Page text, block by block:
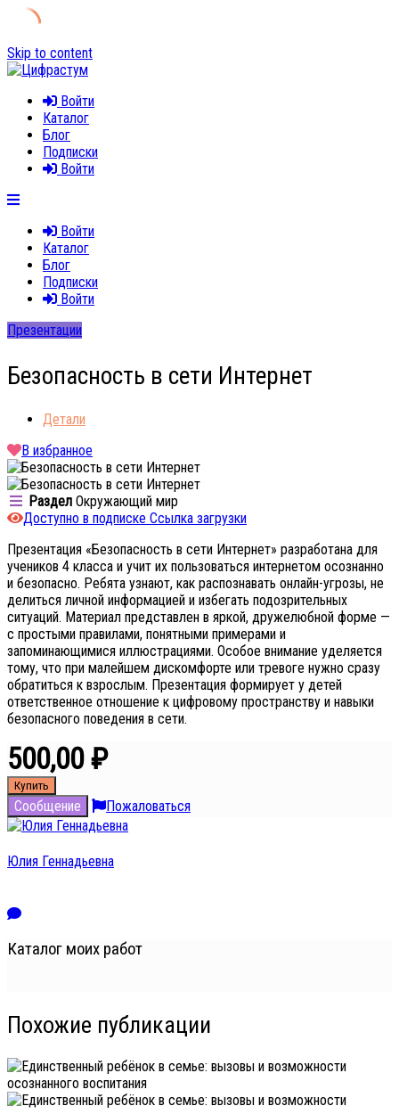
Skip to content
Войти
Каталог
Блог
Подписки
Войти
Войти
Каталог
Блог
Подписки
Войти
Презентации
Безопасность в сети Интернет
Детали
В избранное
Раздел Окружающий мир
Доступно в подписке Ссылка загрузки
Презентация «Безопасность в сети Интернет» разработана для
учеников 4 класса и учит их пользоваться интернетом осознанно
и безопасно. Ребята узнают, как распознавать онлайн-угрозы, не
делиться личной информацией и избегать подозрительных
ситуаций. Материал представлен в яркой, дружелюбной форме —
с простыми правилами, понятными примерами и
запоминающимися иллюстрациями. Особое внимание уделяется
тому, что при малейшем дискомфорте или тревоге нужно сразу
обратиться к взрослым. Презентация формирует у детей
ответственное отношение к цифровому пространству и навыки
безопасного поведения в сети.
500,00 ₽
Купить
Сообщение Пожаловаться
Юлия Геннадьевна
Каталог моих работ
Похожие публикации